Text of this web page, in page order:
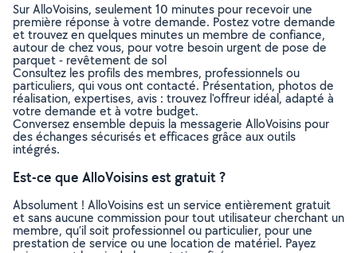
Sur AlloVoisins, seulement 10 minutes pour recevoir une
première réponse à votre demande. Postez votre demande
et trouvez en quelques minutes un membre de confiance,
autour de chez vous, pour votre besoin urgent de pose de
parquet - revêtement de sol
Consultez les profils des membres, professionnels ou
particuliers, qui vous ont contacté. Présentation, photos de
réalisation, expertises, avis : trouvez l'offreur idéal, adapté à
votre demande et à votre budget.
Conversez ensemble depuis la messagerie AlloVoisins pour
des échanges sécurisés et efficaces grâce aux outils
intégrés.
Est-ce que AlloVoisins est gratuit ?
Absolument ! AlloVoisins est un service entièrement gratuit
et sans aucune commission pour tout utilisateur cherchant un
membre, qu’il soit professionnel ou particulier, pour une
prestation de service ou une location de matériel. Payez